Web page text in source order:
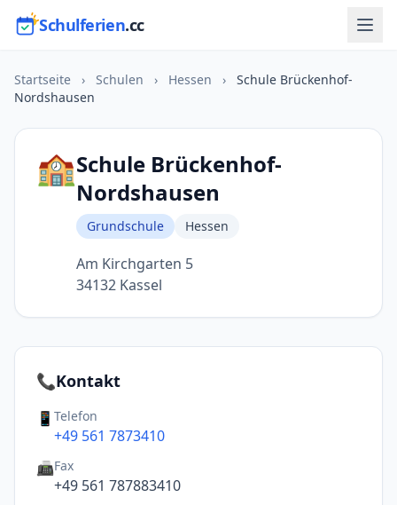
Schulferien.cc
Startseite › Schulen › Hessen ›
Schule Brückenhof-
Nordshausen
🏫Schule Brückenhof-
Nordshausen
Grundschule Hessen
Am Kirchgarten 5
34132 Kassel
📞Kontakt
📱 Telefon
+49 561 7873410
📠Fax
+49 561 787883410